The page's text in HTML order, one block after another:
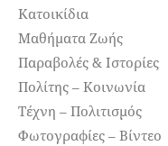
Κατοικίδια
Μαθήματα Ζωής
Παραβολές & Ιστορίες
Πολίτης – Κοινωνία
Τέχνη – Πολιτισμός
Φωτογραφίες – Βίντεο